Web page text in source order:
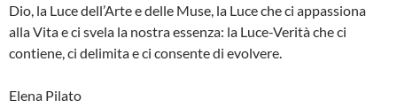
Dio, la Luce dell’Arte e delle Muse, la Luce che ci appassiona
alla Vita e ci svela la nostra essenza: la Luce-Verità che ci
contiene, ci delimita e ci consente di evolvere.
Elena Pilato